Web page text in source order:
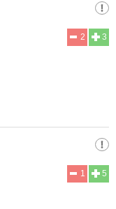
3
2
5
1